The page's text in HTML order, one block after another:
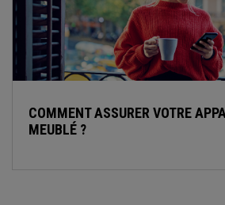
COMMENT ASSURER VOTRE
MEUBLÉ ?